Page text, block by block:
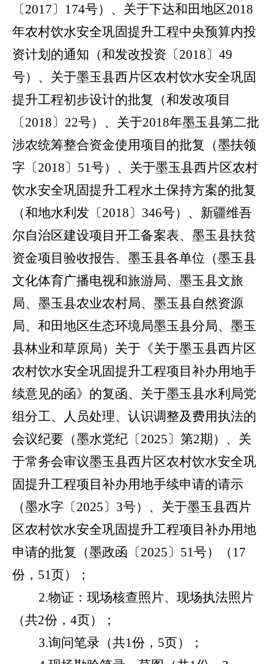
〔2017〕174号）、关于下达和田地区2018
年农村饮水安全巩固提升工程中央预算内投
资计划的通知（和发改投资〔2018〕49
号）、关于墨玉县西片区农村饮水安全巩固
提升工程初步设计的批复（和发改项目
〔2018〕22号）、关于2018年墨玉县第二批
涉农统筹整合资金使用项目的批复（墨扶领
字〔2018〕51号）、关于墨玉县西片区农村
饮水安全巩固提升工程水土保持方案的批复
（和地水利发〔2018〕346号）、新疆维吾
尔自治区建设项目开工备案表、墨玉县扶贫
资金项目验收报告、 墨玉县各单位（墨玉县
文化体育广播电视和旅游局、墨玉县文旅
局、墨玉县农业农村局、墨玉县自然资源
局、和田地区生态环境局墨玉县分局、墨玉
县林业和草原局）关于《关于墨玉县西片区
农村饮水安全巩固提升工程项目补办用地手
续意见的函》的复函、关于墨玉县水利局党
组分工、人员处理、认识调整及费用执法的
会议纪要（墨水党纪〔2025〕第2期 ）、关
于常务会审议墨玉县西片区农村饮水安全巩
固提升工程项目补办用地手续申请的请示
（墨水字〔2025〕 3号）、关于墨玉县西片
区农村饮水安全巩固提升工程项目补办用地
申请的批复（墨政函〔2025〕 51号）（ 17
份，51页）；
2.物证：现场核查照片、现场执法照片
（共2份，4页）；
3.询问笔录（共1份， 5页）；